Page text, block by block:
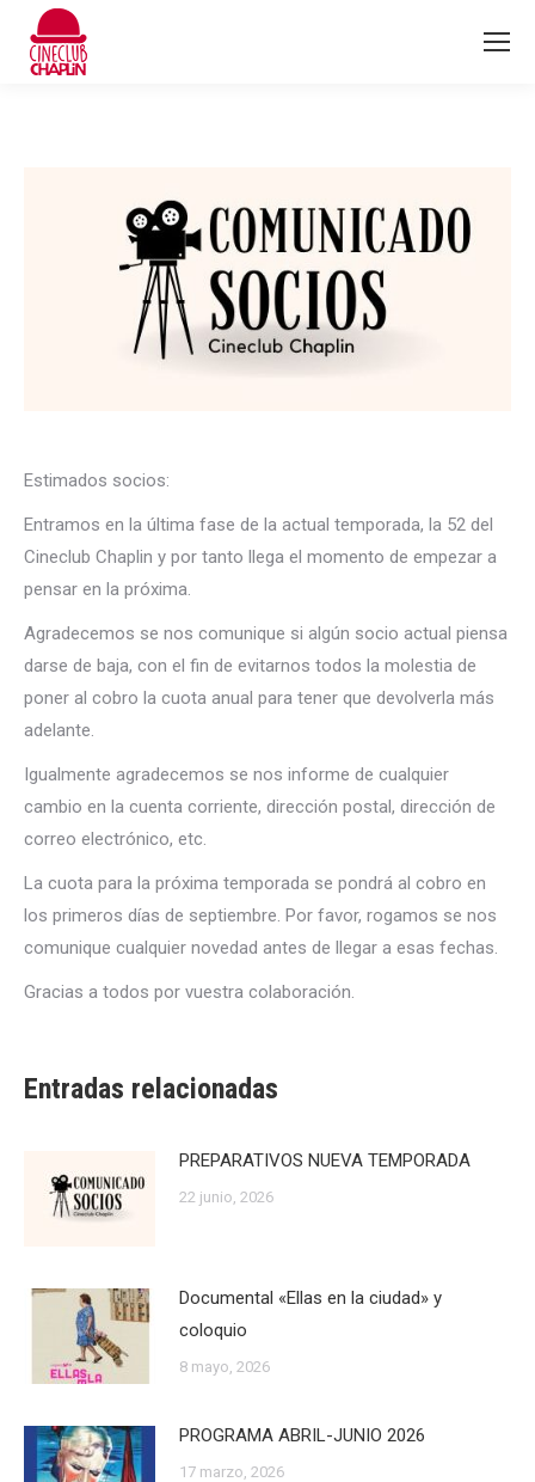
Estimados socios:
Entramos en la última fase de la actual temporada, la 52 del
Cineclub Chaplin y por tanto llega el momento de empezar a
pensar en la próxima.
Agradecemos se nos comunique si algún socio actual piensa
darse de baja, con el fin de evitarnos todos la molestia de
poner al cobro la cuota anual para tener que devolverla más
adelante.
Igualmente agradecemos se nos informe de cualquier
cambio en la cuenta corriente, dirección postal, dirección de
correo electrónico, etc.
La cuota para la próxima temporada se pondrá al cobro en
los primeros días de septiembre. Por favor, rogamos se nos
comunique cualquier novedad antes de llegar a esas fechas.
Gracias a todos por vuestra colaboración.
Entradas relacionadas
PREPARATIVOS NUEVA TEMPORADA
22 junio, 2026
Documental «Ellas en la ciudad» y
coloquio
8 mayo, 2026
PROGRAMA ABRIL-JUNIO 2026
17 marzo, 2026